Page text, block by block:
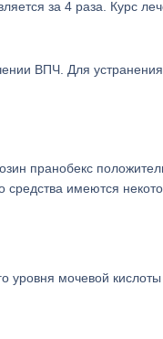
за 4 раза. Курс
ВПЧ. Для
пранобекс
имеются
уровня мочевой кислоты